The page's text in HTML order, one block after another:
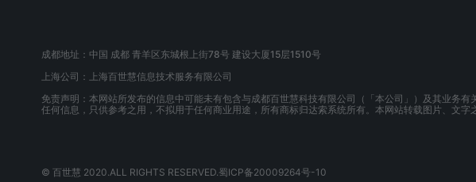
成都地址：中国 成都 青羊区东城根上街78号 建设大厦15层1510号
上海公司：上海百世慧信息技术服务有限公司
免责声明：本网站所发布的信息中可能未有包含与成都百世慧科技有限公司（「本公司」）及其业务
任何信息，只供参考之用，不拟用于任何商业用途，所有商标归达索系统所有。本网站转载图片、文
© 百世慧 2020.ALL RIGHTS RESERVED.蜀ICP备20009264号-10